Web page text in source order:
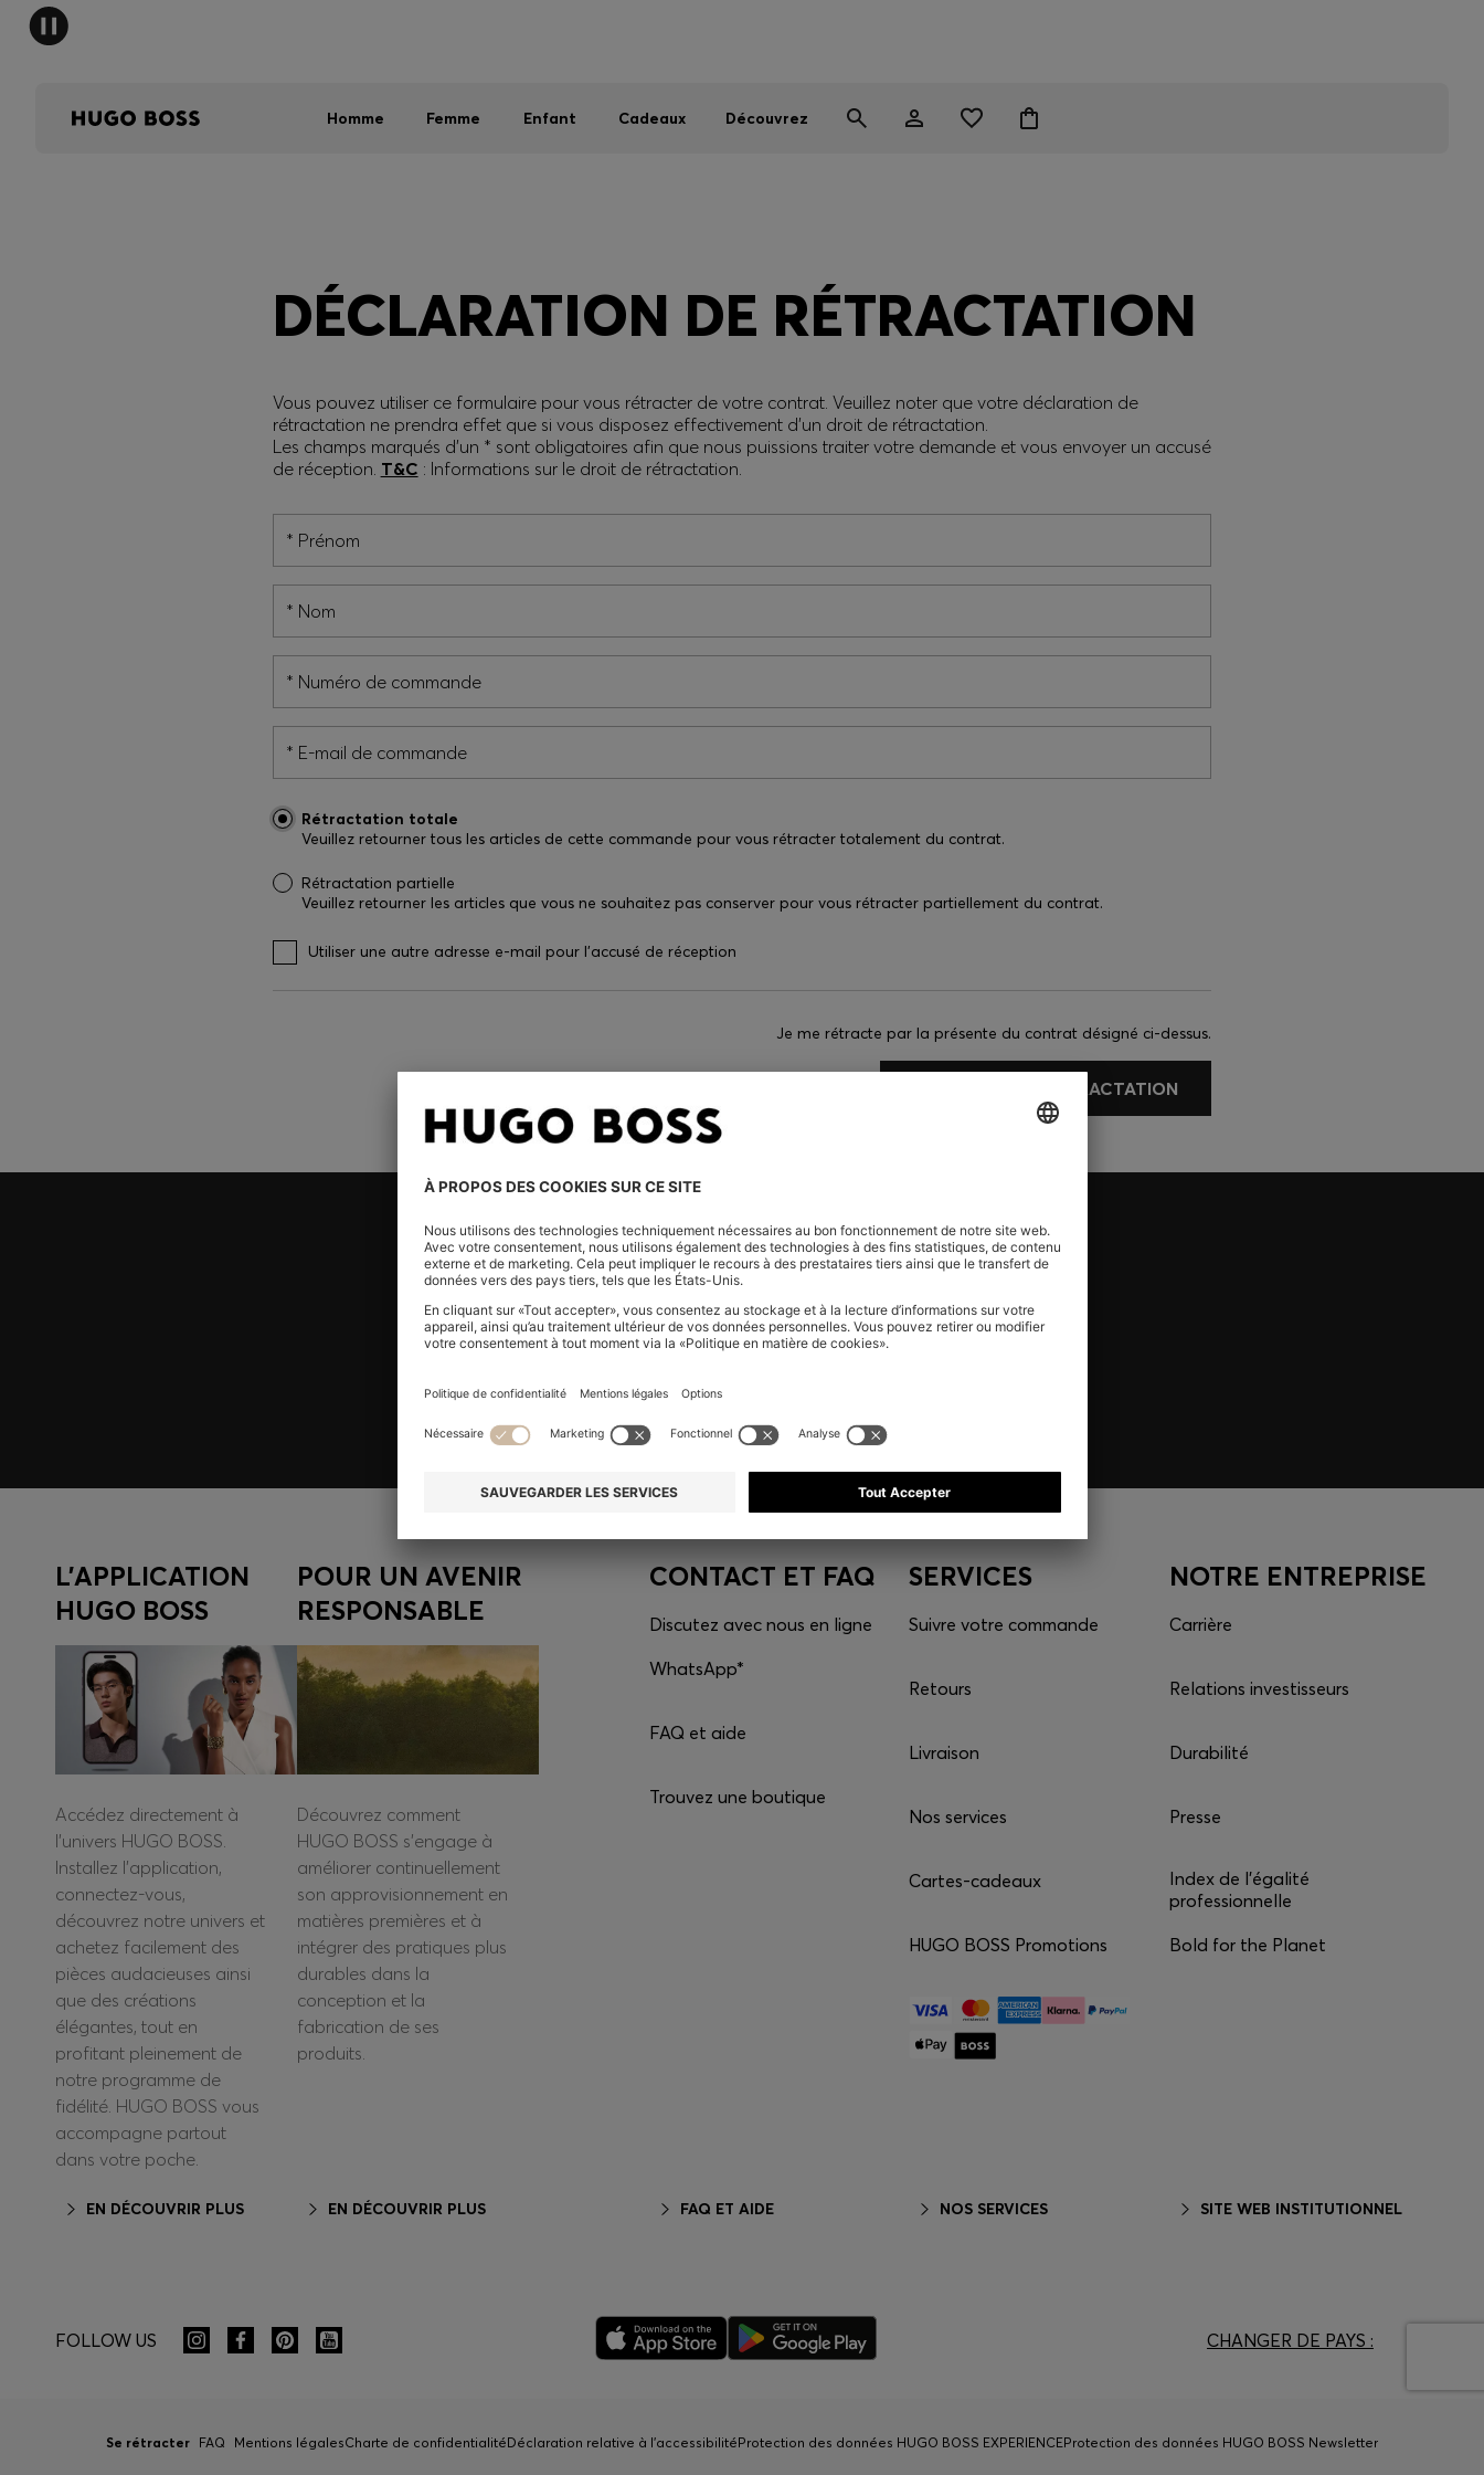
Homme Femme Enfant Cadeaux Découvrez
DÉCLARATION DE RÉTRACTATION
Vous pouvez utiliser ce formulaire pour vous rétracter de votre contrat. Veuillez noter que votre déclaration de
rétractation ne prendra effet que si vous disposez effectivement d’un droit de rétractation.
Les champs marqués d’un * sont obligatoires afin que nous puissions traiter votre demande et vous envoyer un accusé
de réception. T&C : Informations sur le droit de rétractation.
Prénom
Nom
Numéro de commande
E-mail de commande
Rétractation totale
Veuillez retourner tous les articles de cette commande pour vous rétracter totalement du contrat.
Rétractation partielle
Veuillez retourner les articles que vous ne souhaitez pas conserver pour vous rétracter partiellement du contrat.
Utiliser une autre adresse e-mail pour l'accusé de réception
Je me rétracte par la présente du contrat désigné ci-dessus.
CONFIRMER LA RÉTRACTATION
Rejoignez le programme HUGO BOSS EXPERIENCE
Inscrivez-vous pour accéder à des offres et à des avantages exclusifs réservés
L’APPLICATION
HUGO BOSS
Accédez directement à
l’univers HUGO BOSS.
Installez l’application,
connectez-vous,
découvrez notre univers et
achetez facilement des
pièces audacieuses ainsi
que des créations
élégantes, tout en
profitant pleinement de
notre programme de
fidélité. HUGO BOSS vous
accompagne partout
dans votre poche.
EN DÉCOUVRIR PLUS
POUR UN AVENIR
RESPONSABLE
Découvrez comment
HUGO BOSS s’engage à
améliorer continuellement
son approvisionnement en
matières premières et à
intégrer des pratiques plus
durables dans la
conception et la
fabrication de ses
produits.
EN DÉCOUVRIR PLUS
CONTACT ET FAQ
Discutez avec nous en ligne
WhatsApp*
FAQ et aide
Trouvez une boutique
FAQ ET AIDE
SERVICES
Suivre votre commande
Retours
Livraison
Nos services
Cartes-cadeaux
HUGO BOSS Promotions
NOS SERVICES
NOTRE ENTREPRISE
Carrière
Relations investisseurs
Durabilité
Presse
Index de l'égalité
professionnelle
Bold for the Planet
SITE WEB INSTITUTIONNEL
FOLLOW US CHANGER DE PAYS :
Se rétracter FAQ Mentions légalesCharte de confidentialitéDéclaration relative à l'accessibilitéProtection des données HUGO BOSS EXPERIENCEProtection des données HUGO BOSS Newsletter